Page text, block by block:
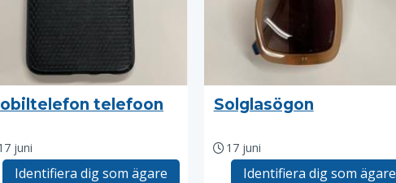
telefoon
juni
Identifiera dig som ägare
Solglasögon
17 juni
Identifiera dig som ägare